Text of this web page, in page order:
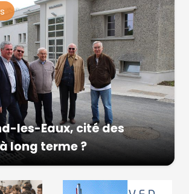
les-Eaux, cité des
long terme ?